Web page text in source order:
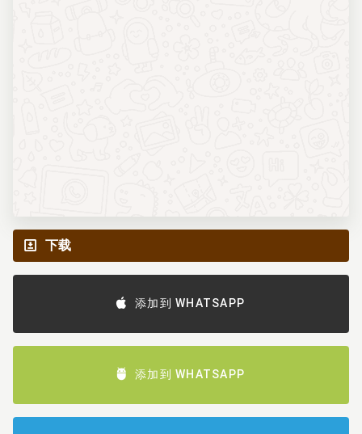
下载
添加到 WHATSAPP
添加到 WHATSAPP